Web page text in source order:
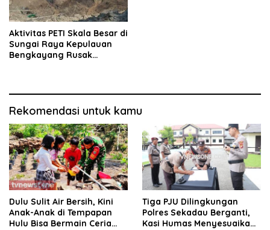
Aktivitas PETI Skala Besar di
Sungai Raya Kepulauan
Bengkayang Rusak
Rekomendasi untuk kamu
Dulu Sulit Air Bersih, Kini
Anak-Anak di Tempapan
Hulu Bisa Bermain Ceria
Tiga PJU Dilingkungan
Polres Sekadau Berganti,
Kasi Humas Menyesuaikan